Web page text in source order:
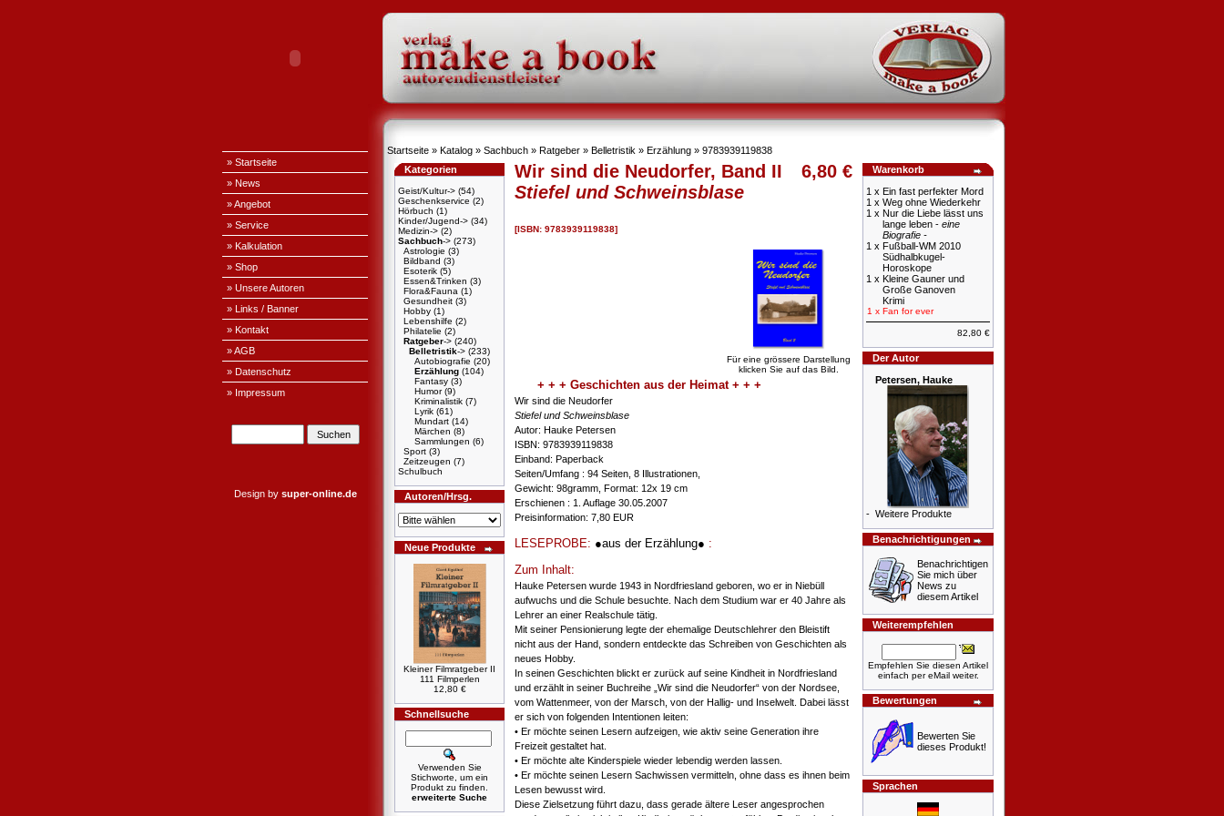
» Startseite
» News
» Angebot
» Service
» Kalkulation
» Shop
» Unsere Autoren
» Links / Banner
» Kontakt
» AGB
» Datenschutz
» Impressum
Design by super-online.de
Startseite » Katalog » Sachbuch » Ratgeber » Belletristik » Erzählung » 9783939119838
Kategorien
Geist/Kultur-> (54)
Geschenkservice (2)
Hörbuch (1)
Kinder/Jugend-> (34)
Medizin-> (2)
Sachbuch-> (273)
Astrologie (3)
Bildband (3)
Esoterik (5)
Essen&Trinken (3)
Flora&Fauna (1)
Gesundheit (3)
Hobby (1)
Lebenshilfe (2)
Philatelie (2)
Ratgeber-> (240)
Belletristik-> (233)
Autobiografie (20)
Erzählung (104)
Fantasy (3)
Humor(9)
Kriminalistik (7)
Lyrik (61)
Mundart (14)
Märchen (8)
Sammlungen (6)
Sport (3)
Zeitzeugen (7)
Schulbuch
Autoren/Hrsg.
Neue Produkte
Kleiner Filmratgeber II
111 Filmperlen
12,80 €
Schnellsuche
Verwenden Sie
Stichworte, um ein
Produkt zu finden.
erweiterte Suche
Wir sind die Neudorfer, Band II
Stiefel und Schweinsblase
[ISBN: 9783939119838]
6,80 €
Für eine grössere Darstellung
klicken Sie auf das Bild.
+ + + Geschichten aus der Heimat + + +
Wir sind die Neudorfer
Stiefel und Schweinsblase
Autor: Hauke Petersen
ISBN: 9783939119838
Einband: Paperback
Seiten/Umfang : 94 Seiten, 8 Illustrationen,
Gewicht: 98gramm, Format: 12x 19 cm
Erschienen : 1. Auflage 30.05.2007
Preisinformation: 7,80 EUR
LESEPROBE: ●aus der Erzählung● :
Zum Inhalt:
Hauke Petersen wurde 1943 in Nordfriesland geboren, wo er in Niebüll
aufwuchs und die Schule besuchte. Nach dem Studium war er 40 Jahre als
Lehrer an einer Realschule tätig.
Mit seiner Pensionierung legte der ehemalige Deutschlehrer den Bleistift
nicht aus der Hand, sondern entdeckte das Schreiben von Geschichten als
neues Hobby.
In seinen Geschichten blickt er zurück auf seine Kindheit in Nordfriesland
und erzählt in seiner Buchreihe „Wir sind die Neudorfer“ von der Nordsee,
vom Wattenmeer, von der Marsch, von der Hallig- und Inselwelt. Dabei lässt
er sich von folgenden Intentionen leiten:
• Er möchte seinen Lesern aufzeigen, wie aktiv seine Generation ihre
Freizeit gestaltet hat.
• Er möchte alte Kinderspiele wieder lebendig werden lassen.
• Er möchte seinen Lesern Sachwissen vermitteln, ohne dass es ihnen beim
Lesen bewusst wird.
Diese Zielsetzung führt dazu, dass gerade ältere Leser angesprochen
Warenkorb
1 x Ein fast perfekter Mord
1 x Weg ohne Wiederkehr
1 x Nur die Liebe lässt uns
lange leben - eine
Biografie -
1 x Fußball-WM 2010
Südhalbkugel-
Horoskope
1 x Kleine Gauner und
Große Ganoven
Krimi
1 x Fan for ever
82,80 €
Der Autor
Petersen, Hauke
- Weitere Produkte
Benachrichtigungen
Benachrichtigen
Sie mich über
News zu
diesem Artikel
Weiterempfehlen
Empfehlen Sie diesen Artikel
einfach per eMail weiter.
Bewertungen
Bewerten Sie
dieses Produkt!
Sprachen